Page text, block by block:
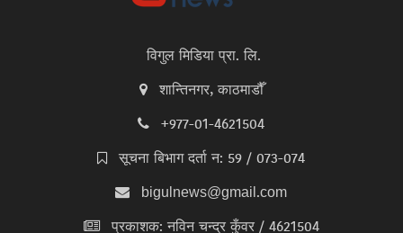
विगुल मिडिया प्रा. लि.
शान्तिनगर, काठमाडौँ
+977-01-4621504
सूचना बिभाग दर्ता न: 59 / 073-074
bigulnews@gmail.com
प्रकाशक: नविन चन्द्र कुँवर / 4621504